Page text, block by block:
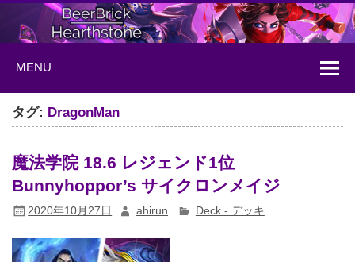
Skip
content
BeerBrick
Hearthstone
MENU
タグ: DragonMan
魔法学院 18.6 レジェンド1位
Bunnyhoppor’s サイクロンメイジ
2020年10月27日 ahirun Deck - デッキ